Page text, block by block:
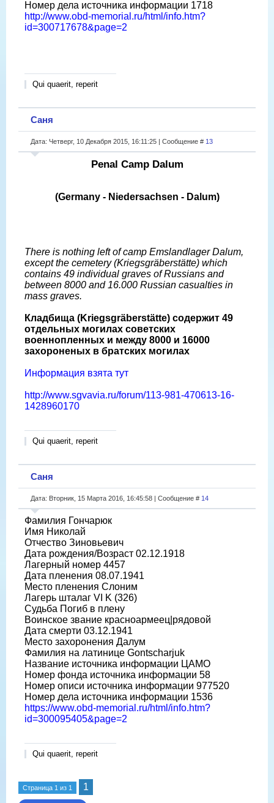
Номер дела источника информации 1718
http://www.obd-memorial.ru/html/info.htm?
id=300717678&page=2
Qui quaerit, reperit
Саня
Дата: Четверг, 10 Декабря 2015, 16:11:25 | Сообщение # 13
Penal Camp Dalum
(Germany - Niedersachsen - Dalum)
There is nothing left of camp Emslandlager Dalum,
except the cemetery (Kriegsgräberstätte) which
contains 49 individual graves of Russians and
between 8000 and 16.000 Russian casualties in
mass graves.
Кладбища (Kriegsgräberstätte) содержит 49
отдельных могилах советских
военнопленных и между 8000 и 16000
захороненых в братских могилах
Информация взята тут
http://www.sgvavia.ru/forum/113-981-470613-16-
1428960170
Qui quaerit, reperit
Саня
Дата: Вторник, 15 Марта 2016, 16:45:58 | Сообщение # 14
Фамилия Гончарюк
Имя Николай
Отчество Зиновьевич
Дата рождения/Возраст 02.12.1918
Лагерный номер 4457
Дата пленения 08.07.1941
Место пленения Слоним
Лагерь шталаг VI K (326)
Судьба Погиб в плену
Воинское звание красноармеец|рядовой
Дата смерти 03.12.1941
Место захоронения Далум
Фамилия на латинице Gontscharjuk
Название источника информации ЦАМО
Номер фонда источника информации 58
Номер описи источника информации 977520
Номер дела источника информации 1536
https://www.obd-memorial.ru/html/info.htm?
id=300095405&page=2
Qui quaerit, reperit
Страница 1 из 1 1